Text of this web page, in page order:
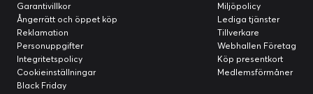
Garantivillkor
Ångerrätt och öppet köp
Reklamation
Personuppgifter
Integritetspolicy
Cookieinställningar
Black Friday
Miljöpolicy
Lediga tjänster
Tillverkare
Webhallen Företag
Köp presentkort
Medlemsförmåner